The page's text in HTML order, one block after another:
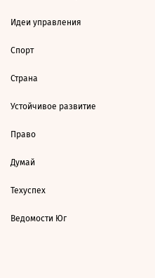
Идеи управления
Спорт
Страна
Устойчивое развитие
Право
Думай
Техуспех
Ведомости Юг